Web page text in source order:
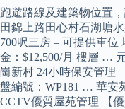
跑遊路線及建築物位置
田錦上路田心村石湖塘
700呎三房 – 可提供車位
金：$12,500/月 樓層 …
崗新村 24小時保安管理
盤編號：WP181 … 華安
CCTV優質屋苑管理 【